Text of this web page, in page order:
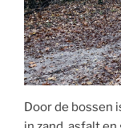
Door de bossen